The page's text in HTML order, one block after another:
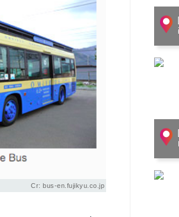
Cr: bus-en.fujikyu.co.jp